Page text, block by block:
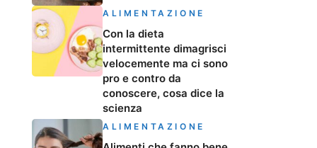
ALIMENTAZIONE
Con la dieta
intermittente dimagrisci
velocemente ma ci sono
pro e contro da
conoscere, cosa dice la
scienza
ALIMENTAZIONE